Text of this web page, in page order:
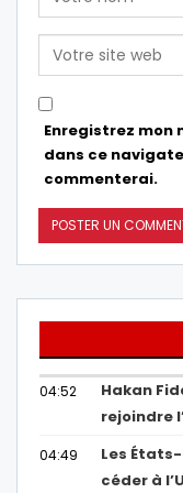
Enregistrez mon
dans ce
commenterai.
04:52
Hakan
rejoindre
04:49
Les
céder à